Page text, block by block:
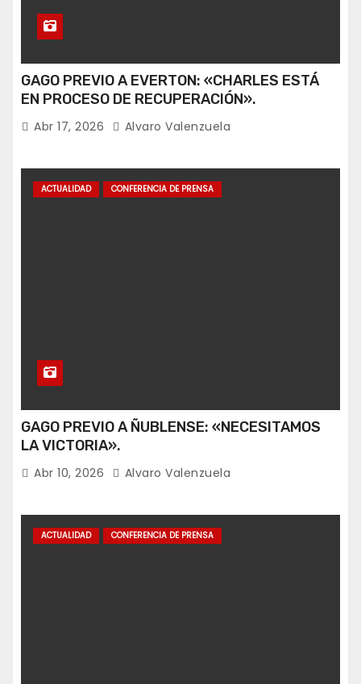
GAGO PREVIO A EVERTON: «CHARLES ESTÁ
EN PROCESO DE RECUPERACIÓN».
Abr 17, 2026 Alvaro Valenzuela
ACTUALIDAD CONFERENCIA DE PRENSA
GAGO PREVIO A ÑUBLENSE: «NECESITAMOS
LA VICTORIA».
Abr 10, 2026 Alvaro Valenzuela
ACTUALIDAD CONFERENCIA DE PRENSA